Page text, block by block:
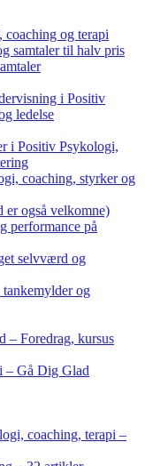
og terapi
samtaler til halv pris
i Positiv
ledelse
i Positiv Psykologi,
coaching, styrker og
også velkomne)
performance på
selvværd og
og
– Foredrag, kursus
– Gå Dig Glad
coaching, terapi –